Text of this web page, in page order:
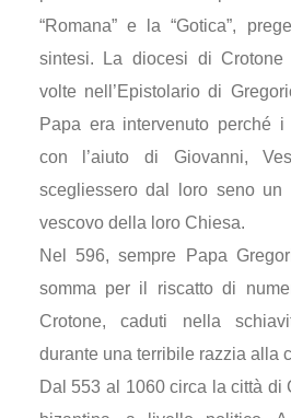
“Romana” e la “Gotica”,
sintesi. La diocesi di Crotone
volte nell’Epistolario di
Papa era intervenuto perché
con l’aiuto di Giovanni,
scegliessero dal loro seno un
vescovo della loro Chiesa.
Nel 596, sempre Papa
somma per il riscatto di
Crotone, caduti nella
durante una terribile razzia alla
Dal 553 al 1060 circa la città di